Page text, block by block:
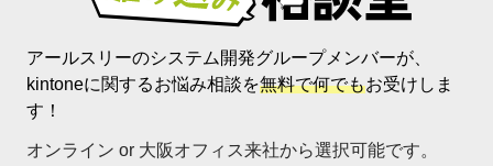
アールスリーのシステム開発グループメンバーが、
kintoneに関するお悩み相談を無料で何でもお受けしま
す！
オンライン or 大阪オフィス来社から選択可能です。